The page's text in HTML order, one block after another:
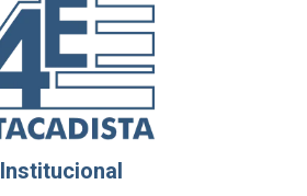
Institucional